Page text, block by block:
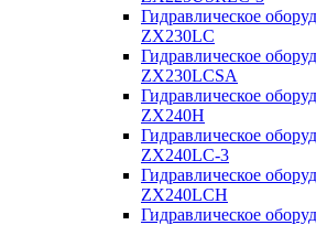
Гидравлическое
ZX230LC
Гидравлическое
ZX230LCSA
Гидравлическое
ZX240H
Гидравлическое
ZX240LC-3
Гидравлическое
ZX240LCH
Гидравлическое